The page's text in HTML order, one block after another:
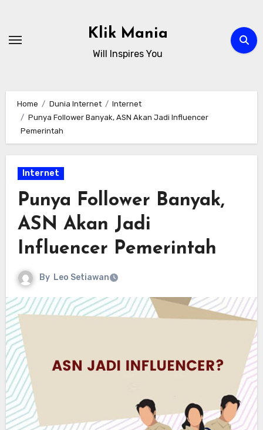
content
Klik Mania
Will Inspires You
Home Dunia Internet
Internet
Punya Follower Banyak, ASN Akan Jadi Influencer
Pemerintah
Internet
Punya Follower Banyak,
ASN Akan Jadi
Influencer Pemerintah
By Leo Setiawan